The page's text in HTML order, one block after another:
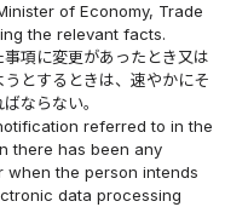
of Economy, Trade
the relevant facts.
項に変更があったとき又は
とするときは、速やかにそ
ならない。
referred to in the
there has been any
when the person intends
data processing